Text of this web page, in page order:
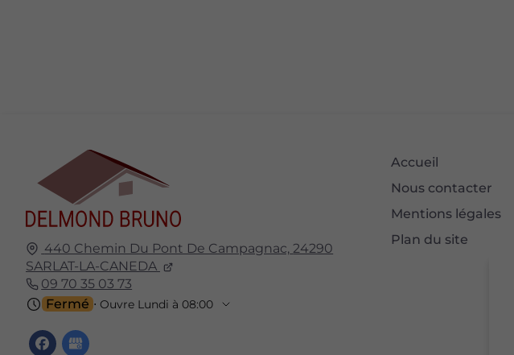
440 Chemin Du Pont De Campagnac, 24290
SARLAT-LA-CANEDA
09 70 35 03 73
Fermé ⋅ Ouvre Lundi à 08:00
Accueil
Nous contacter
Mentions légales
Plan du site